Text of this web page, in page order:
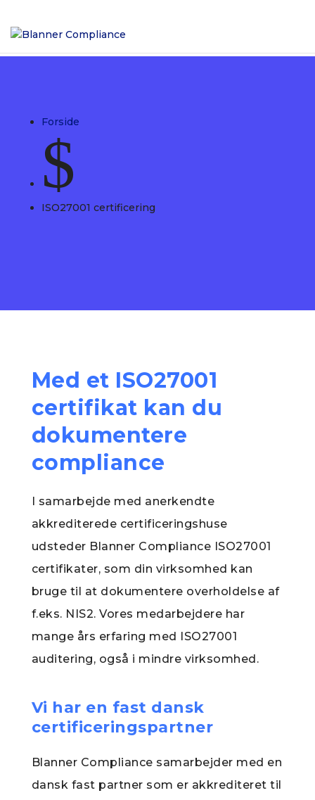
Forside
$
ISO27001 certificering
Med et ISO27001
certifikat kan du
dokumentere
compliance
I samarbejde med anerkendte
akkrediterede certificeringshuse
udsteder Blanner Compliance ISO27001
certifikater, som din virksomhed kan
bruge til at dokumentere overholdelse af
f.eks. NIS2. Vores medarbejdere har
mange års erfaring med ISO27001
auditering, også i mindre virksomhed.
Vi har en fast dansk
certificeringspartner
Blanner Compliance samarbejder med en
dansk fast partner som er akkrediteret til